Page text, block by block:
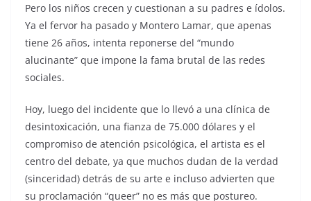
Pero los niños crecen y cuestionan a su padres e ídolos.
Ya el fervor ha pasado y Montero Lamar, que apenas
tiene 26 años, intenta reponerse del “mundo
alucinante” que impone la fama brutal de las redes
sociales.
Hoy, luego del incidente que lo llevó a una clínica de
desintoxicación, una fianza de 75.000 dólares y el
compromiso de atención psicológica, el artista es el
centro del debate, ya que muchos dudan de la verdad
(sinceridad) detrás de su arte e incluso advierten que
su proclamación “queer” no es más que postureo.